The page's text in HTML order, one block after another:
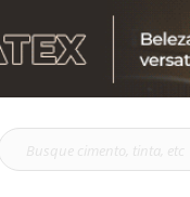
Busque